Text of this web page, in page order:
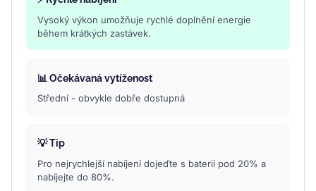
Vysoký výkon umožňuje rychlé doplnění energie
během krátkých zastávek.
📊 Očekávaná vytíženost
Střední - obvykle dobře dostupná
💡 Tip
Pro nejrychlejší nabíjení dojeďte s baterií pod 20% a
nabíjejte do 80%.